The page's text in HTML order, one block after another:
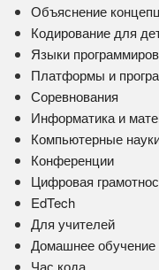
Объяснение
Кодирование для
Языки
Платформы и
Соревнования
Информатика и
Компьютерные
Конференции
Цифровая
EdTech
Для учителей
Домашнее обучение
Час кода